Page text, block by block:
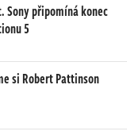
Sony připomíná konec
5
si Robert Pattinson